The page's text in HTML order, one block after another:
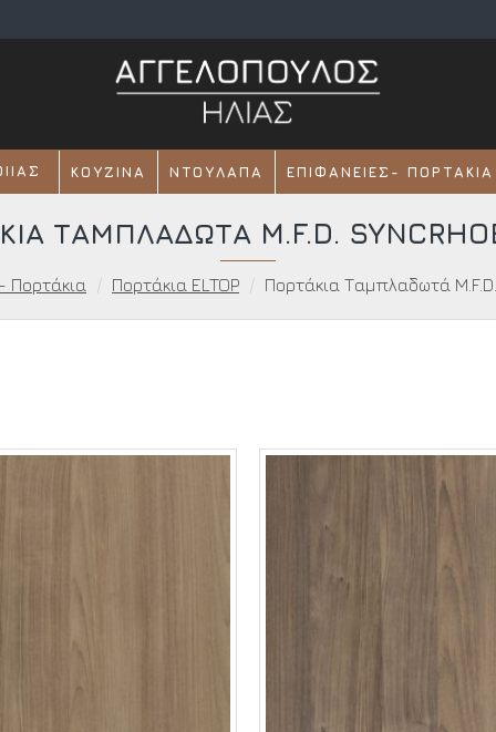
ΚΟΥΖΊΝΑ ΝΤΟΥΛΆΠΑ ΕΠΙΦΆΝΕΙΕΣ- ΠΟΡΤΆΚΙΑ
Πορτάκια Πορτάκια ELTOP Πορτάκια Ταμπλαδωτά M.F.D.
ΤΑΜΠΛΑΔΩΤΆ M.F.D.